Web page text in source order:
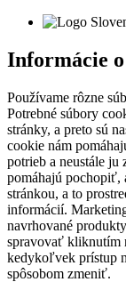
Informácie
Používame rôzne
Potrebné súbory
stránky, a preto sú
cookie nám
potrieb a neustále ju
pomáhajú pochopiť,
stránkou, a to
informácií.
navrhované
spravovať kliknutím
kedykoľvek prístup
spôsobom zmeniť.